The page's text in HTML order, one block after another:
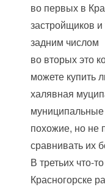
во первых в
застройщиков
задним числом
во вторых это
можете купить
халявная
похожие, но не
сравнивать их
В третьих что-
Красногорске